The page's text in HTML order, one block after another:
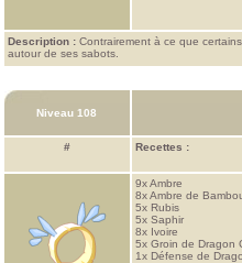
Description : Contrairement à ce que
autour de ses sabots.
Niveau 108
# Recettes :
9xAmbre
8xAmbre de
5x Rubis
5x Saphir
8x Ivoire
5x Groin de Dragon
1x Défense de